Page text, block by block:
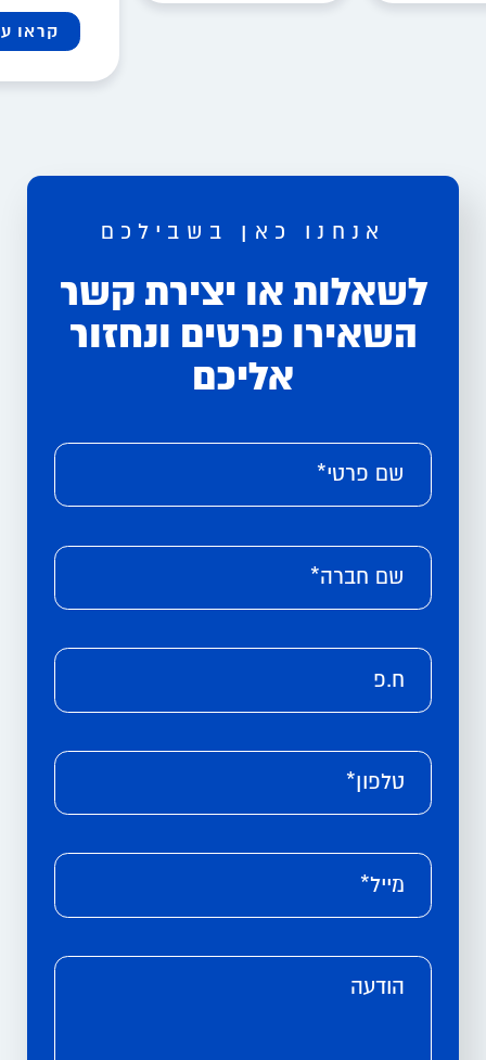
קראו
אנחנו כאן בשבילכם
לשאלות או יצירת קשר
השאירו פרטים ונחזור
אליכם
Please leave this field empty.
שם פרטי*
שם חברה*
ח.פ
טלפון*
מייל*
הודעה
Alternative: